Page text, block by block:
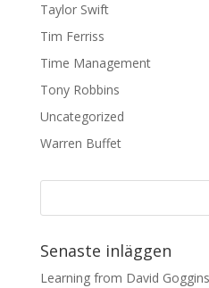
Taylor Swift
Tim Ferriss
Time Management
Tony Robbins
Uncategorized
Warren Buffet
Senaste inläggen
Learning from David